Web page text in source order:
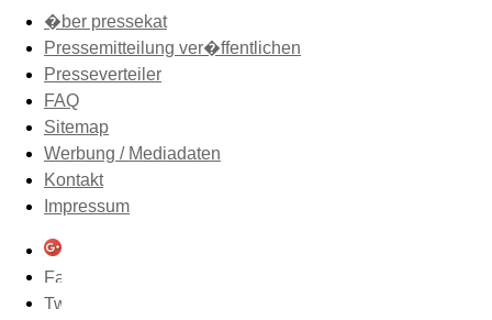
�ber pressekat
Pressemitteilung ver�ffentlichen
Presseverteiler
FAQ
Sitemap
Werbung / Mediadaten
Kontakt
Impressum